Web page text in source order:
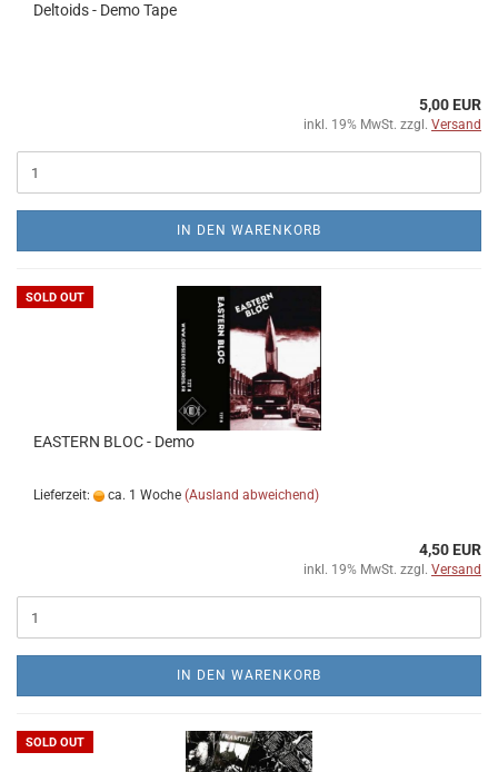
Deltoids - Demo Tape
5,00 EUR
inkl. 19% MwSt. zzgl. Versand
IN DEN WARENKORB
SOLD OUT
EASTERN BLOC - Demo
Lieferzeit: ca. 1 Woche (Ausland abweichend)
4,50 EUR
inkl. 19% MwSt. zzgl. Versand
IN DEN WARENKORB
SOLD OUT